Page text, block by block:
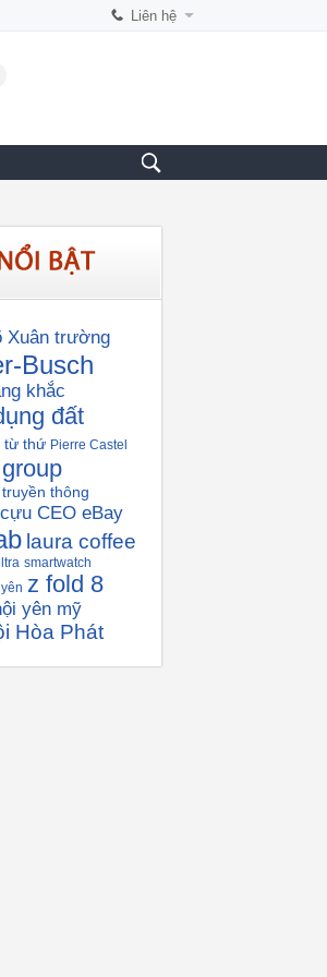
Liên hệ
Xuân trường
Busch
khắc
đất
từ thứ Pierre Castel
thông
cựu CEO eBay
laura coffee
smartwatch
z fold 8
yên mỹ
Hòa Phát